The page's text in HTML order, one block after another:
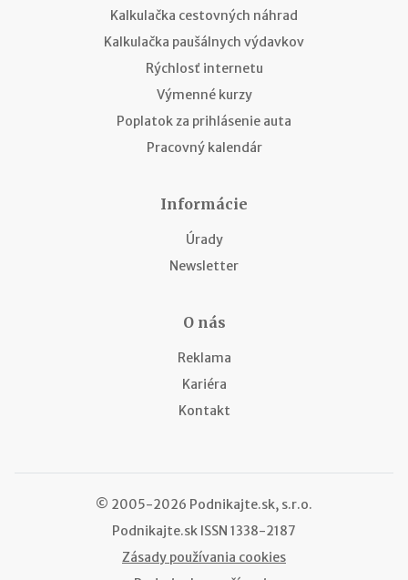
Kalkulačka cestovných náhrad
Kalkulačka paušálnych výdavkov
Rýchlosť internetu
Výmenné kurzy
Poplatok za prihlásenie auta
Pracovný kalendár
Informácie
Úrady
Newsletter
O nás
Reklama
Kariéra
Kontakt
© 2005-2026 Podnikajte.sk, s.r.o.
Podnikajte.sk ISSN 1338-2187
Zásady používania cookies